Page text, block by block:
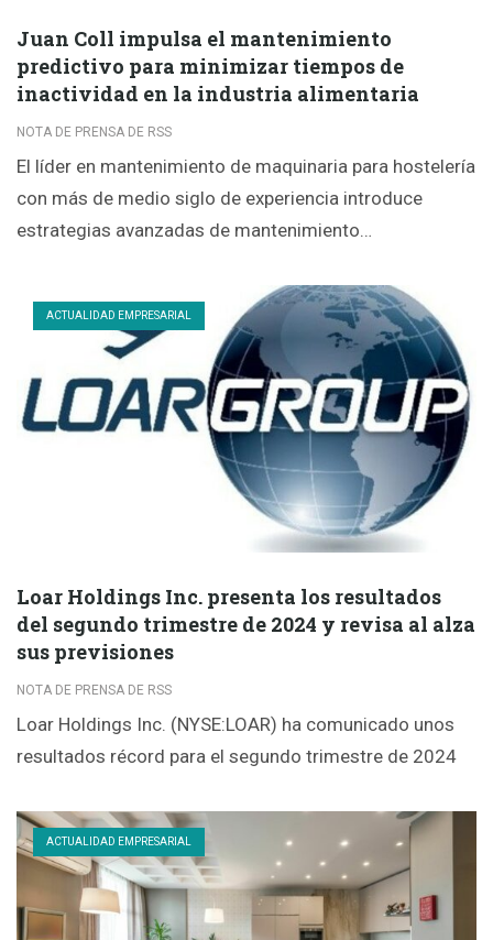
Juan Coll impulsa el mantenimiento
predictivo para minimizar tiempos de
inactividad en la industria alimentaria
NOTA DE PRENSA DE RSS
El líder en mantenimiento de maquinaria para hostelería
con más de medio siglo de experiencia introduce
estrategias avanzadas de mantenimiento…
ACTUALIDAD EMPRESARIAL
Loar Holdings Inc. presenta los resultados
del segundo trimestre de 2024 y revisa al alza
sus previsiones
NOTA DE PRENSA DE RSS
Loar Holdings Inc. (NYSE:LOAR) ha comunicado unos
resultados récord para el segundo trimestre de 2024
ACTUALIDAD EMPRESARIAL